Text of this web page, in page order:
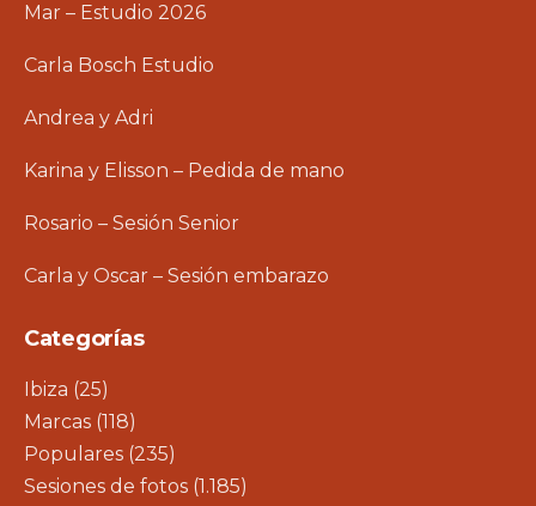
Mar – Estudio 2026
Carla Bosch Estudio
Andrea y Adri
Karina y Elisson – Pedida de mano
Rosario – Sesión Senior
Carla y Oscar – Sesión embarazo
Categorías
Ibiza (25)
Marcas (118)
Populares (235)
Sesiones de fotos (1.185)